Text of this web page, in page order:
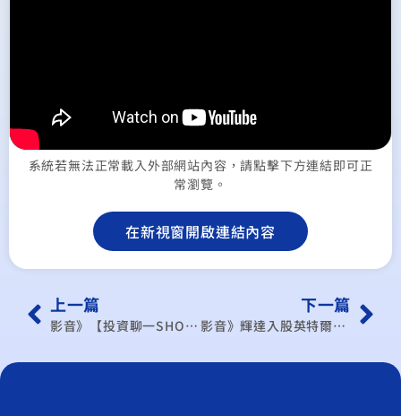
系統若無法正常載入外部網站內容，請點擊下方連結即可正
常瀏覽。
在新視窗開啟連結內容
上一篇
影音》【投資聊一SHOT】跟上川習通話必談議題 中國壟斷“稀”望破滅?
下一篇
影音》輝達入股英特爾”美晶片國家隊”成形 台灣產業鏈利?弊?｜公共電視 – 尖鋒對話